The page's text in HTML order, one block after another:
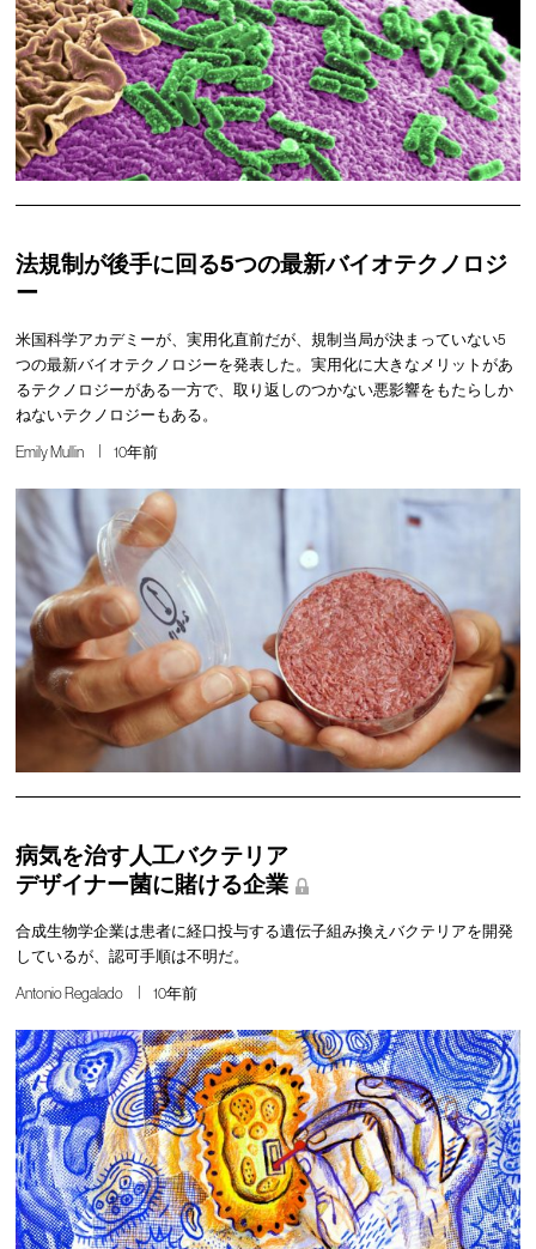
法規制が後手に回る5つの最新バイオテクノロジ
ー
米国科学アカデミーが、実用化直前だが、規制当局が決まっていない5
つの最新バイオテクノロジーを発表した。実用化に大きなメリットがあ
るテクノロジーがある一方で、取り返しのつかない悪影響をもたらしか
ねないテクノロジーもある。
Emily Mullin 10年前
病気を治す人工バクテリア
デザイナー菌に賭ける企業
合成生物学企業は患者に経口投与する遺伝子組み換えバクテリアを開発
しているが、認可手順は不明だ。
Antonio Regalado 10年前